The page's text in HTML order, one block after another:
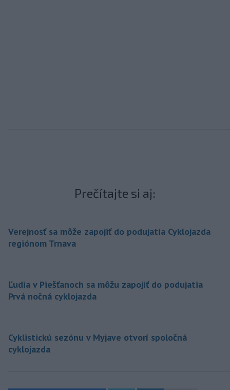
Prečítajte si aj:
Verejnosť sa môže zapojiť do podujatia Cyklojazda
regiónom Trnava
Ľudia v Piešťanoch sa môžu zapojiť do podujatia
Prvá nočná cyklojazda
Cyklistickú sezónu v Myjave otvorí spoločná
cyklojazda